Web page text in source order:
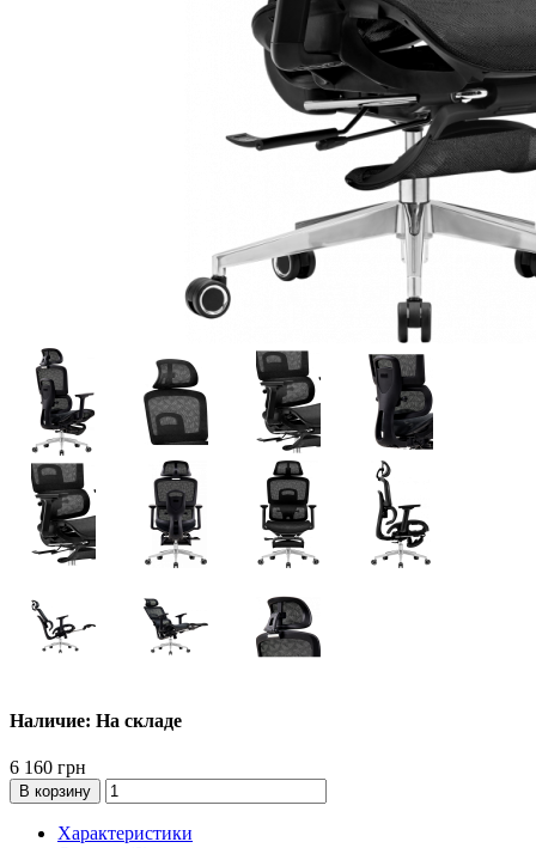
Наличие: На складе
6 160 грн
В корзину
Характеристики